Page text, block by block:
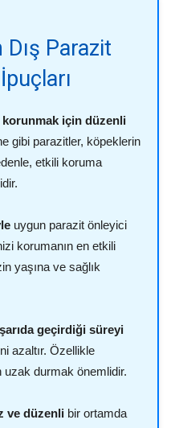
Parazit
korunmak için düzenli
gibi parazitler, köpeklerin
etkili koruma
uygun parazit önleyici
korumanın en etkili
yaşına ve sağlık
geçirdiği süreyi
azaltır. Özellikle
uzak durmak önemlidir.
ve düzenli bir ortamda